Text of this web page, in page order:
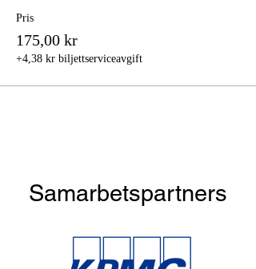
Pris
175,00 kr
+4,38 kr biljettserviceavgift
Samarbetspartners